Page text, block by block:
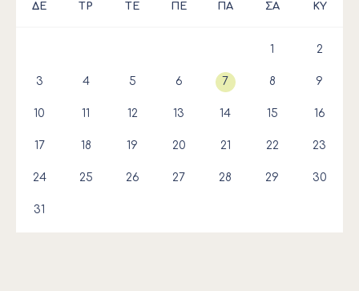
ΔΕ ΤΡ ΤΕ ΠΕ ΠΑ ΣΑ ΚΥ
1 2
3 4 5 6 7 8 9
10 11 12 13 14 15 16
17 18 19 20 21 22 23
24 25 26 27 28 29 30
31